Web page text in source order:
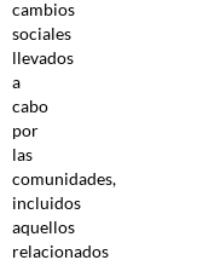
cambios
sociales
llevados
a
cabo
por
las
comunidades,
incluidos
aquellos
relacionados